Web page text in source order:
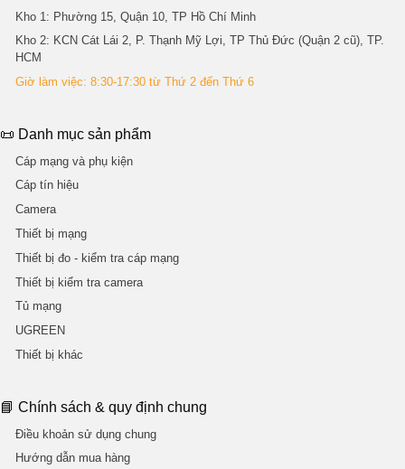
Kho 1 : Phường 15, Quận 10, TP Hồ Chí Minh
Kho 2: KCN Cát Lái 2, P. Thạnh Mỹ Lợi, TP Thủ Đức (Quận 2 cũ), TP.
HCM
Giờ làm việc: 8:30-17:30 từ Thứ 2 đến Thứ 6
📜 Danh mục sản phẩm
Cáp mạng và phụ kiện
Cáp tín hiệu
Camera
Thiết bị mạng
Thiết bị đo - kiểm tra cáp mạng
Thiết bị kiểm tra camera
Tủ mạng
UGREEN
Thiết bị khác
📘 Chính sách & quy định chung
Điều khoản sử dụng chung
Hướng dẫn mua hàng